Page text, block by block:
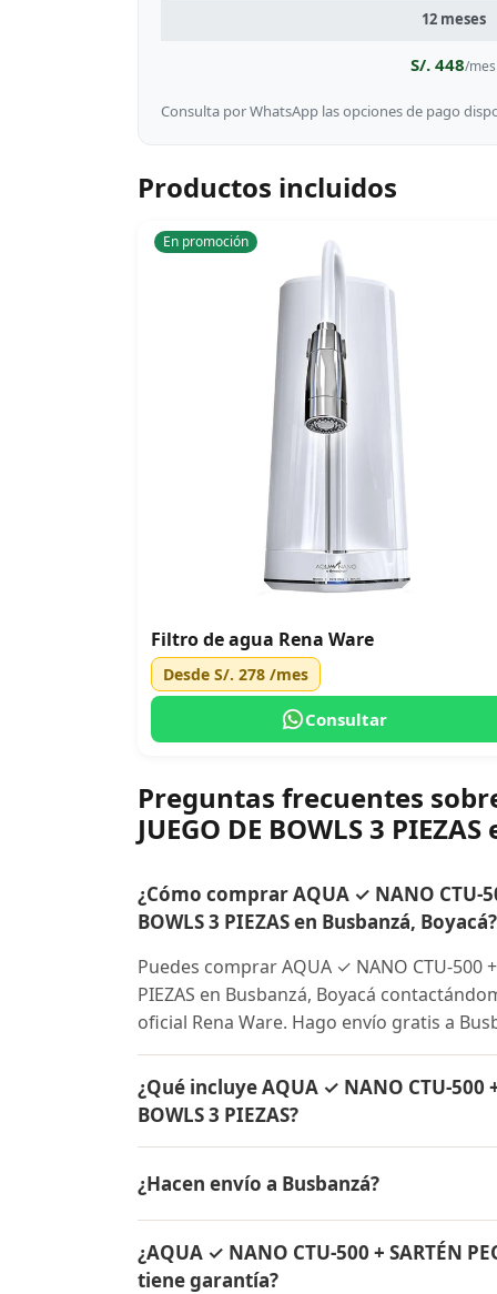
12 meses
S/. 448/mes
Consulta por WhatsApp las opciones de pago
Productos incluidos
En promoción
Filtro de agua Rena Ware
Desde S/. 278 /mes
Consultar
Preguntas frecuentes sobre
JUEGO DE BOWLS 3
¿Cómo comprar AQUA ✓ NANO CTU-
BOWLS 3 PIEZAS en Busbanzá, Boyacá?
Puedes comprar AQUA ✓ NANO CTU-500 +
PIEZAS en Busbanzá, Boyacá
oficial Rena Ware. Hago envío gratis a
¿Qué incluye AQUA ✓ NANO CTU-500 +
BOWLS 3 PIEZAS?
de agua Rena Ware + Bowls Rena Ware +
originales Rena Ware con garantía de por
¿Hacen envío a Busbanzá?
BOWLS 3 PIEZAS a Busbanzá, Boyacá y
¿AQUA ✓ NANO CTU-500 + SARTÉN
tiene garantía?